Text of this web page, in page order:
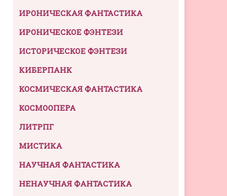
ИРОНИЧЕСКАЯ ФАНТАСТИКА
ИРОНИЧЕСКОЕ ФЭНТЕЗИ
ИСТОРИЧЕСКОЕ ФЭНТЕЗИ
КИБЕРПАНК
КОСМИЧЕСКАЯ ФАНТАСТИКА
КОСМООПЕРА
ЛИТРПГ
МИСТИКА
НАУЧНАЯ ФАНТАСТИКА
НЕНАУЧНАЯ ФАНТАСТИКА